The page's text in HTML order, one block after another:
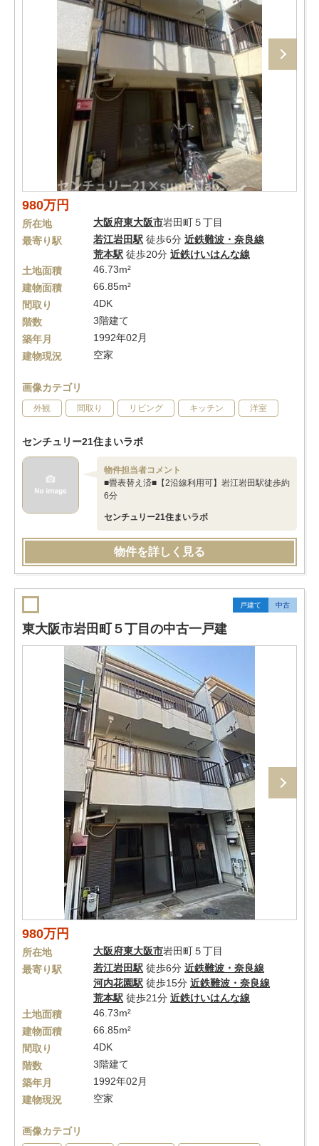
980万円
所在地 大阪府東大阪市岩田町５丁目
最寄り駅
若江岩田駅 徒歩6分 近鉄難波・奈良線
荒本駅 徒歩20分 近鉄けいはんな線
土地面積
46.73m²
建物面積
66.85m²
間取り
4DK
階数
3階建て
築年月
1992年02月
建物現況
空家
画像カテゴリ
外観 間取り リビング キッチン 洋室
センチュリー21住まいラボ
物件担当者コメント
■畳表替え済■【2沿線利用可】岩江岩田駅徒歩約
6分
センチュリー21住まいラボ
物件を詳しく見る
戸建て 中古
東大阪市岩田町５丁目の中古一戸建
980万円
所在地 大阪府東大阪市岩田町５丁目
最寄り駅
若江岩田駅 徒歩6分 近鉄難波・奈良線
河内花園駅 徒歩15分 近鉄難波・奈良線
荒本駅 徒歩21分 近鉄けいはんな線
土地面積
46.73m²
建物面積
66.85m²
間取り
4DK
階数
3階建て
築年月
1992年02月
建物現況
空家
画像カテゴリ